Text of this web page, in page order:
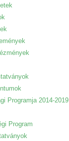
Programja 2014-2019
Program